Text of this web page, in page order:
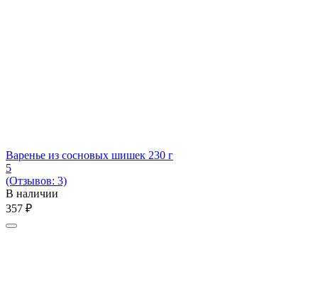
Варенье из сосновых шишек 230 г
5
(Отзывов: 3)
В наличии
‍357‍ ₽